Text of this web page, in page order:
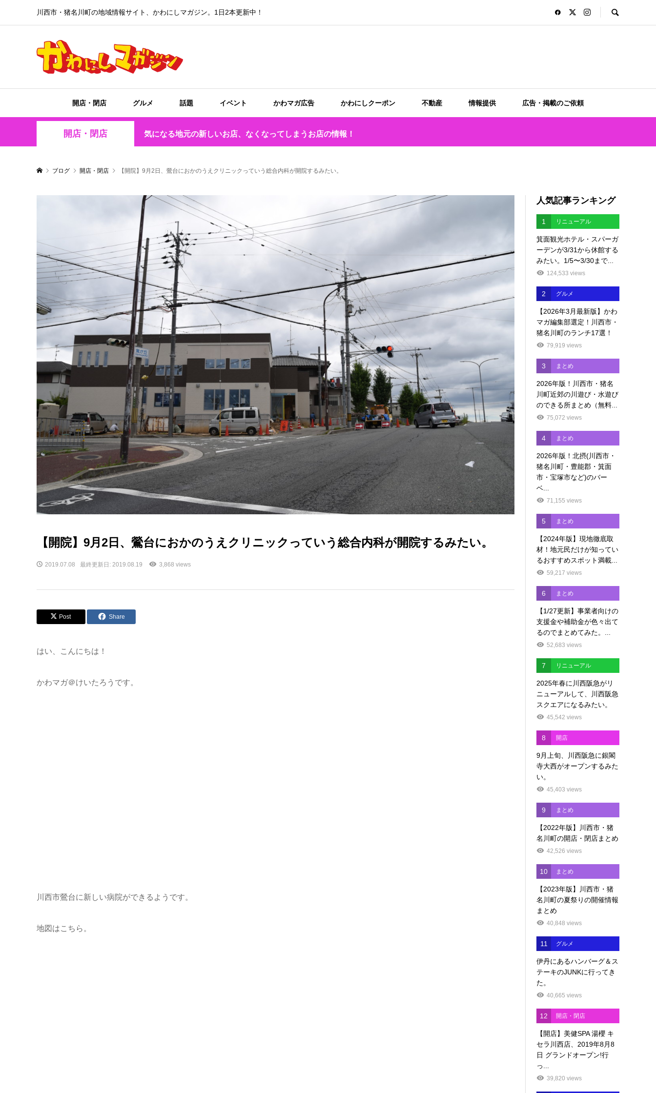
川西市・猪名川町の地域情報サイト、かわにしマガジン。1日2本更新中！
開店・閉店 グルメ 話題 イベント かわマガ広告 かわにしクーポン 不動産 情報提供 広告・掲載のご依頼
開店・閉店 気になる地元の新しいお店、なくなってしまうお店の情報！
ブログ 開店・閉店 【開院】9月2日、鶯台におかのうえクリニックっていう総合内科が開院するみたい。
【開院】9月2日、鶯台におかのうえクリニックっていう総合内科が開院するみたい。
2019.07.08 最終更新日: 2019.08.19 3,868 views
Post Share
はい、こんにちは！
かわマガ＠けいたろうです。
川西市鶯台に新しい病院ができるようです。
地図はこちら。
人気記事ランキング
1 リニューアル
箕面観光ホテル・スパーガ
ーデンが3/31から休館する
みたい。1/5〜3/30まで...
124,533 views
2 グルメ
【2026年3月最新版】かわ
マガ編集部選定！川西市・
猪名川町のランチ17選！
79,919 views
3 まとめ
2026年版！川西市・猪名
川町近郊の川遊び・水遊び
のできる所まとめ（無料...
75,072 views
4 まとめ
2026年版！北摂(川西市・
猪名川町・豊能郡・箕面
市・宝塚市など)のバー
ベ...
71,155 views
5 まとめ
【2024年版】現地徹底取
材！地元民だけが知ってい
るおすすめスポット満載...
59,217 views
6 まとめ
【1/27更新】事業者向けの
支援金や補助金が色々出て
るのでまとめてみた。...
52,683 views
7 リニューアル
2025年春に川西阪急がリ
ニューアルして、川西阪急
スクエアになるみたい。
45,542 views
8 開店
9月上旬、川西阪急に銀閣
寺大西がオープンするみた
い。
45,403 views
9 まとめ
【2022年版】川西市・猪
名川町の開店・閉店まとめ
42,526 views
10 まとめ
【2023年版】川西市・猪
名川町の夏祭りの開催情報
まとめ
40,848 views
11 グルメ
伊丹にあるハンバーグ＆ス
テーキのJUNKに行ってき
た。
40,665 views
12 開店・閉店
【開店】美健SPA 湯櫻 キ
セラ川西店、2019年8月8
日 グランドオープン!行
っ...
39,820 views